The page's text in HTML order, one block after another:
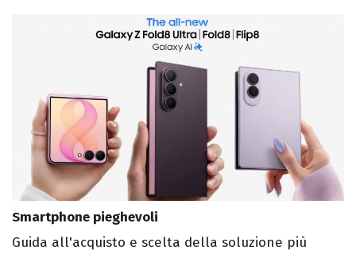
Smartphone pieghevoli
Guida all'acquisto e scelta della soluzione più